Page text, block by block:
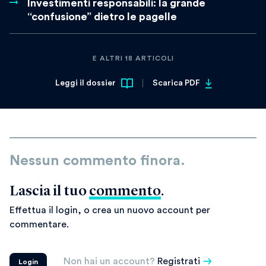
Investimenti responsabili: la grande
“confusione” dietro le pagelle
E ALTRI 18 ARTICOLI
Leggi il dossier Scarica PDF
Nessun commento finora.
Lascia il tuo commento.
Effettua il login, o crea un nuovo account per
commentare.
Login Non hai un account? Registrati